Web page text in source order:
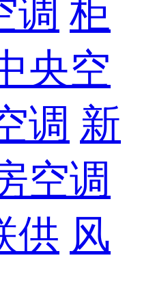
调 柜
央空
调 新
空调
供 风